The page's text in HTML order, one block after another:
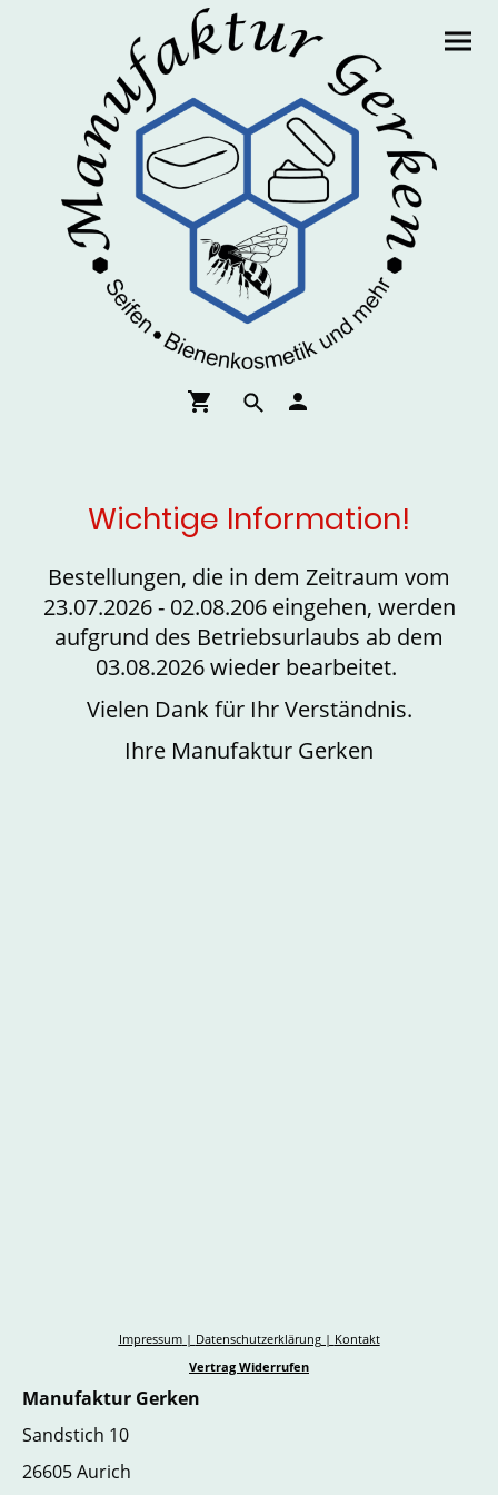
Wichtige Information!
Bestellungen, die in dem Zeitraum vom
23.07.2026 - 02.08.206 eingehen, werden
aufgrund des Betriebsurlaubs ab dem
03.08.2026 wieder bearbeitet.
Vielen Dank für Ihr Verständnis.
Ihre Manufaktur Gerken
Impressum| Datenschutzerklärung| Kontakt
Vertrag Widerrufen
Manufaktur Gerken
Sandstich 10
26605 Aurich